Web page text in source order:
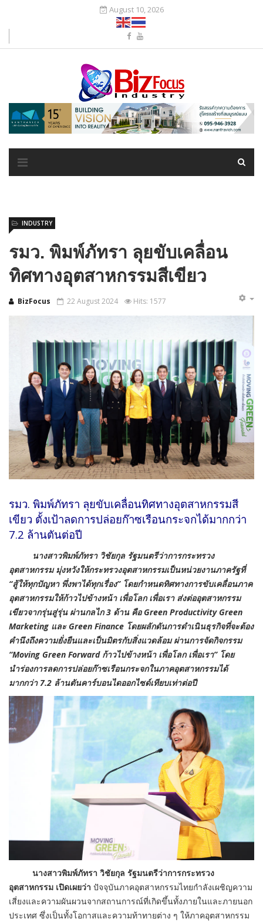
August 10, 2026
รมว. พิมพ์ภัทรา ลุยขับเคลื่อน
ทิศทางอุตสาหกรรมสีเขียว
BizFocus
INDUSTRY
22 August 2024 Hits: 1577
รมว. พิมพ์ภัทรา ลุยขับเคลื่อนทิศทางอุตสาหกรรมสี
เขียว ตั้งเป้าลดการปล่อยก๊าซเรือนกระจกได้มากกว่า
7.2 ล้านตันต่อปี
นางสาวพิมพ์ภัทรา วิชัยกุล รัฐมนตรีว่าการกระทรวง
อุตสาหกรรม มุ่งหวังให้กระทรวงอุตสาหกรรมเป็นหน่วยงานภาครัฐที่
“สู้ให้ทุกปัญหา พึ่งพาได้ทุกเรื่อง” โดยกำหนดทิศทางการขับเคลื่อนภาค
อุตสาหกรรมให้ก้าวไปข้างหน้า เพื่อโลก เพื่อเรา ส่งต่ออุตสาหกรรม
เขียวจากรุ่นสู่รุ่น ผ่านกลไก 3 ด้าน คือ Green Productivity Green
Marketing และ Green Finance โดยผลักดันการดำเนินธุรกิจที่จะต้อง
คำนึงถึงความยั่งยืนและเป็นมิตรกับสิ่งแวดล้อมผ่านการจัดกิจกรรม
“Moving Green Forward ก้าวไปข้างหน้า เพื่อโลก เพื่อเรา” โดย
นำร่องการลดการปล่อยก๊าซเรือนกระจกในภาคอุตสาหกรรมได้
มากกว่า 7.2 ล้านตันคาร์บอนไดออกไซด์เทียบเท่าต่อปี
นางสาวพิมพ์ภัทรา วิชัยกุล รัฐมนตรีว่าการกระทรวง
อุตสาหกรรม เปิดเผยว่า ปัจจุบันภาคอุตสาหกรรมไทยกำลังเผชิญความ
เสี่ยงและความผันผวนจากสถานการณ์ที่เกิดขึ้นทั้งภายในและภายนอก
ประเทศ ซึ่งเป็นทั้งโอกาสและความท้าทายต่าง ๆ ให้ภาคอุตสาหกรรม